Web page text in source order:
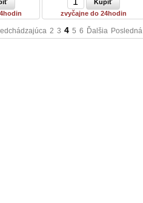
zvyčajne do 24hodin
2 3 4 5 6 Ďalšia Posledná